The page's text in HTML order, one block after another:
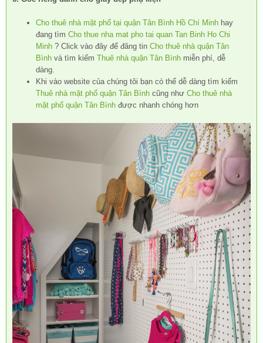
Cho thuê nhà mặt phố tại quận Tân Bình Hồ Chí Minh hay
đang tìm Cho thue nha mat pho tai quan Tan Binh Ho Chi
Minh ? Click vào đây để đăng tin Cho thuê nhà quận Tân
Bình và tìm kiếm Thuê nhà quận Tân Bình miễn phí, dễ
dàng.
Khi vào website của chúng tôi bạn có thể dễ dàng tìm kiếm
Thuê nhà mặt phố quận Tân Bình cũng như Cho thuê nhà
mặt phố quận Tân Bình được nhanh chóng hơn